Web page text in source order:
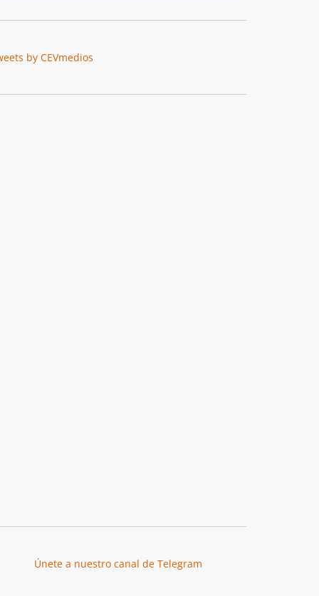
by CEVmedios
Únete a nuestro canal de Telegram